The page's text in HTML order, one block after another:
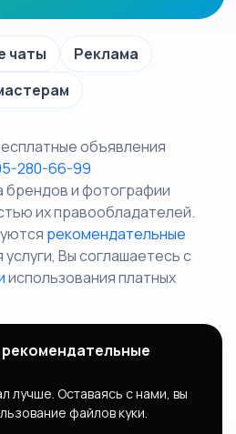
чаты
Реклама
объявления
280-66-99
брендов и фотографии
их правообладателей.
рекомендательные
услуги, Вы соглашаетесь c
использования платных
Правила сервиса
Пользовательское
товары/услуги
программа
рекомендательные
лучше. Оставаясь с нами, вы
файлов куки.